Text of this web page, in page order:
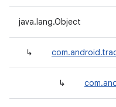
java.lang.Object
↳
↳